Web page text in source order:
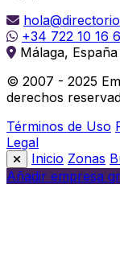
+34 722 10 16
Málaga, España
© 2007 - 2025
derechos
Términos de Uso
Legal
Inicio Zonas
Añadir empresa